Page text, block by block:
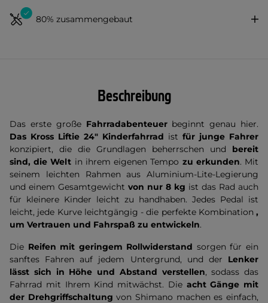
80% zusammengebaut
Beschreibung
Das erste große Fahrradabenteuerbeginnt genau hier.
Das Kross Liftie 24" Kinderfahrrad ist für junge Fahrer
konzipiert, die die Grundlagen beherrschen und bereit
sind, die Welt in ihrem eigenen Tempo zu erkunden. Mit
seinem leichten Rahmen aus Aluminium-Lite-Legierung
und einem Gesamtgewicht von nur 8 kg ist das Rad auch
für kleinere Kinder leicht zu handhaben. Jedes Pedal ist
leicht, jede Kurve leichtgängig - die perfekte Kombination ,
um Vertrauen und Fahrspaß zu entwickeln.
Die Reifen mit geringem Rollwiderstand sorgen für ein
sanftes Fahren auf jedem Untergrund, und der Lenker
lässt sich in Höhe und Abstand verstellen, sodass das
Fahrrad mit Ihrem Kind mitwächst. Die acht Gänge mit
der Drehgriffschaltungvon Shimano machen es einfach,